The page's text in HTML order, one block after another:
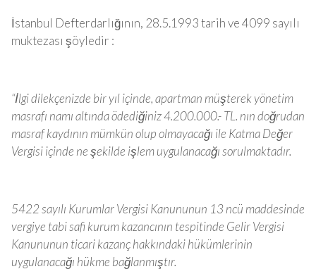
İstanbul Defterdarlığının, 28.5.1993 tarih ve 4099 sayılı
muktezası şöyledir :
“İlgi dilekçenizde bir yıl içinde, apartman müşterek yönetim
masrafı namı altında ödediğiniz 4.200.000.- TL. nın doğrudan
masraf kaydının mümkün olup olmayacağı ile Katma Değer
Vergisi içinde ne şekilde işlem uygulanacağı sorulmaktadır.
5422 sayılı Kurumlar Vergisi Kanununun 13 ncü maddesinde
vergiye tabi safi kurum kazancının tespitinde Gelir Vergisi
Kanununun ticari kazanç hakkındaki hükümlerinin
uygulanacağı hükme bağlanmıştır.